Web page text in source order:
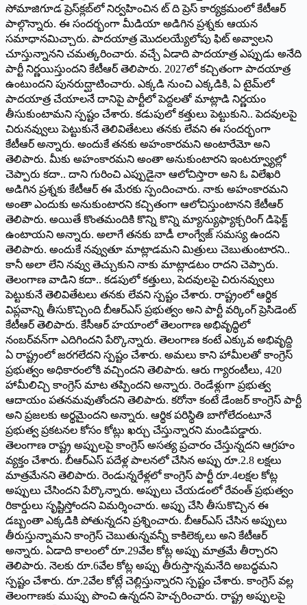
‌సోమాజిగూడ ప్రెస్‌క్లబ్‌లో నిర్వహించిన ట్‌ ‌ది ప్రెస్‌ ‌కార్యక్రమంలో కేటీఆర్‌
‌పాల్గొన్నారు. ఈ సందర్భంగా మీడియా అడిగిన ప్రశ్నకు ఆయన
సమాధానమిచ్చారు. పాదయాత్ర మొదలయ్యేలోపు ఫిట్‌ అవ్వాలని
చూస్తున్నానని చమత్కరించారు. వచ్చే ఏడాది పాదయాత్ర ఎప్పుడు అనేది
పార్టీ నిర్ణయిస్తుందని కేటీఆర్‌ ‌తెలిపారు. 2027లో కచ్చితంగా పాదయాత్ర
ఉంటుందని పునరుద్ఘాటించారు. ఎక్కడి నుంచి ఎక్కడికి, ఏ టైమ్‌లో
పాదయాత్ర చేయాలనే దానిపై పార్టీలో పెద్దలతో మాట్లాడి నిర్ణయం
తీసుకుంటామని స్పష్టం చేశారు. కడుపులో కత్తులు పెట్టుకుని.. పెదవులపై
చిరునవ్వులు పెట్టుకునే తెలివితేటలు తనకు లేవని ఈ సందర్భంగా
కేటీఆర్‌ అన్నారు. అందుకే తనకు అహంకారమని అంటారేమో అని
తెలిపారు. మీకు అహంకారమని అంతా అనుకుంటారని ఇంటర్వ్యూల్లో
చెప్పారు కదా.. దాని గురించి ఎప్పుడైనా ఆలోచిస్తారా అని ఓ విలేఖరి
అడిగిన ప్రశ్నకు కేటీఆర్‌ ఈ ‌మేరకు స్పందించారు. నాకు అహంకారమని
అంతా ఎందుకు అనుకుంటారని కచ్చితంగా ఆలోచిస్తుంటానని కేటీఆర్‌
‌తెలిపారు. అయితే కొంతమందికి కొన్ని కొన్ని మ్యాన్యుఫ్యాక్చ‌రింగ్‌ ‌డిఫెక్ట్
ఉం‌టాయని అన్నారు. అలాగే తనకు బాడీ లాంగ్వేజ్‌ ‌సమస్య ఉందని
తెలిపారు. అందుకే నవ్వుతూ మాట్లాడమని మిత్రులు చెబుతుంటారని..
కానీ అలా లేని నవ్వు తెచ్చుకుని నాకు మాట్లాడటం రాదని చెప్పారు.
తెలంగాణ వాడిని కదా.. కడపులో కత్తులు, పెదవులపై చిరునవ్వులు
పెట్టుకునే తెలివితేటలు తనకు లేవని స్పష్టం చేశారు. రాష్ట్రంలో ఆర్థిక
విప్లవాన్ని తీసుకొచ్చింది బీఆర్‌ఎస్‌ ‌ప్రభుత్వం అని పార్టీ వర్కింగ్‌ ‌ప్రెసిడెంట్‌
‌కేటీఆర్‌ ‌తెలిపారు. కేసీఆర్‌ ‌హయాంలో తెలంగాణ అభివృద్ధిలో
నంబర్‌వన్‌గా ఎదిగిందని పేర్కొన్నారు. తెలంగాణ కంటే ఎక్కువ అభివృద్ది
ఏ రాష్ట్రంలో జరగలేదని స్పష్టం చేశారు. అమలు కాని హామీలతో కాంగ్రెస్‌
‌ప్రభుత్వం అధికారంలోకి వచ్చిందని తెలిపారు. ఆరు గ్యారంటీలు, 420
హామీలిచ్చి కాంగ్రెస్‌ ‌మాట తప్పిందని అన్నారు. రెండేళ్లుగా ప్రభుత్వ
ఆదాయం పతనమవుతోందని తెలిపారు. కరోనా కంటే డేంజర్‌ ‌కాంగ్రెస్‌ ‌పార్టీ
అని ప్రజలకు అర్థమైందని అన్నారు. ఆర్థిక పరిస్థితి బాగోలేదంటూనే
ప్రభుత్వ ప్రకటనల కోసం కోట్లు ఖర్చు చేస్తున్నారని మండిపడ్డారు.
తెలంగాణ రాష్ట్ర అప్పులపై కాంగ్రెస్‌ అసత్య ప్రచారం చేస్తున్న‌దని ఆ‌గ్రహం
వ్యక్తం చేశారు. బీఆర్‌ఎస్‌ ‌పదేళ్ల పాలనలో చేసిన అప్పు రూ.2.8 లక్షలు
మాత్రమేనని తెలిపారు. రెండున్నరేళ్లలో కాంగ్రెస్‌ ‌పార్టీ రూ.4లక్షల కోట్ల
అప్పులు చేసిందని పేర్కొన్నారు. అప్పులు చేయ‌డంలో రేవంత్‌ ‌ప్రభుత్వం
రికార్డులు సృష్టిస్తోందని విమర్శించారు. అప్పు చేసి తీసుకొచ్చిన ఈ
డబ్బంతా ఎక్కడికి పోతున్న‌దని ప్రశ్నించారు. బీఆర్‌ఎస్‌ ‌చేసిన అప్పులు
తీరుస్తున్నామని కాంగ్రెస్‌ ‌చెబుతున్నవ‌న్నీ కాకిలెక్కలు అని కేటీఆర్‌
అన్నారు. ఏడాది కాలంలో రూ.29వేల కోట్ల అప్పు మాత్రమే తీర్చారని
తెలిపారు. నెలకు రూ.6వేల కోట్ల అప్పు తీరుస్తాన్నమనేది అబద్ధమని
స్పష్టం చేశారు. రూ.2వేల కోట్లే చెల్లిస్తున్నారని స్పష్టం చేశారు. కాంగ్రెస్‌ ‌వల్ల
తెలంగాణకు ముప్పు పొంచి ఉన్నదని హెచ్చరించారు. రాష్ట్ర అప్పులపై